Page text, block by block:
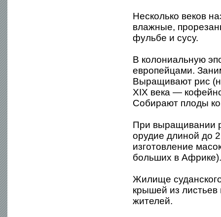
Несколько веков
влажные,
фульбе и сусу.
В колониальную
европейцами.
Выращивают рис
XIX века —
Собирают плоды
При выращивании
орудие длиной до
изготовление
больших в Африке).
Жилище
крышей из
жителей.